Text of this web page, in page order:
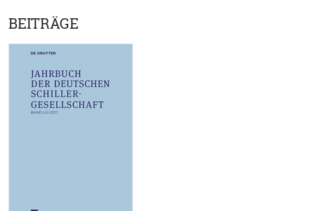
BEITRÄGE